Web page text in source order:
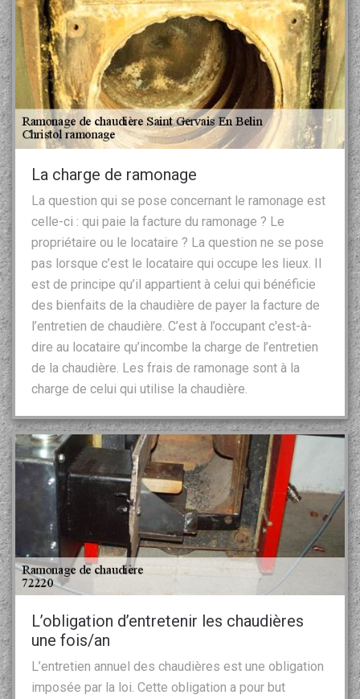
La charge de ramonage
La question qui se pose concernant le ramonage est
celle-ci : qui paie la facture du ramonage ? Le
propriétaire ou le locataire ? La question ne se pose
pas lorsque c’est le locataire qui occupe les lieux. Il
est de principe qu’il appartient à celui qui bénéficie
des bienfaits de la chaudière de payer la facture de
l’entretien de chaudière. C’est à l’occupant c'est-à-
dire au locataire qu’incombe la charge de l’entretien
de la chaudière. Les frais de ramonage sont à la
charge de celui qui utilise la chaudière.
L’obligation d’entretenir les chaudières
une fois/an
L’entretien annuel des chaudières est une obligation
imposée par la loi. Cette obligation a pour but